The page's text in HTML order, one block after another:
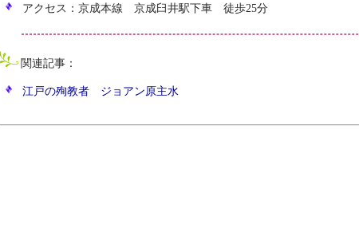
アクセス：京成本線 京成臼井駅下車 徒歩25分
関連記事：
江戸の殉教者 ジョアン原主水